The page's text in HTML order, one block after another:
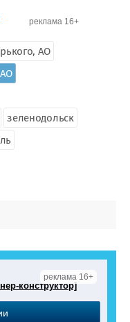
реклама 16+
АО
зеленодольск
реклама 16+
конструктор]